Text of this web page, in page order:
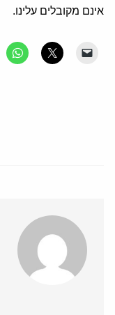
אינם מקובלים עלינו.